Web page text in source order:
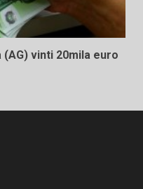
(AG) vinti 20mila euro